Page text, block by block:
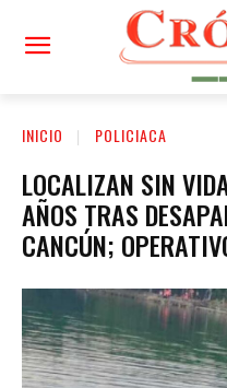
INICIO POLICIACA
LOCALIZAN SIN
AÑOS TRAS
CANCÚN;